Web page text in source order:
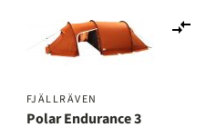
vertailuun
FJÄLLRÄVEN
Polar Endurance 3